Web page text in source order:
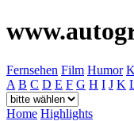
Fernsehen Film Humor
A B C D E F G H I J K
Home Highlights